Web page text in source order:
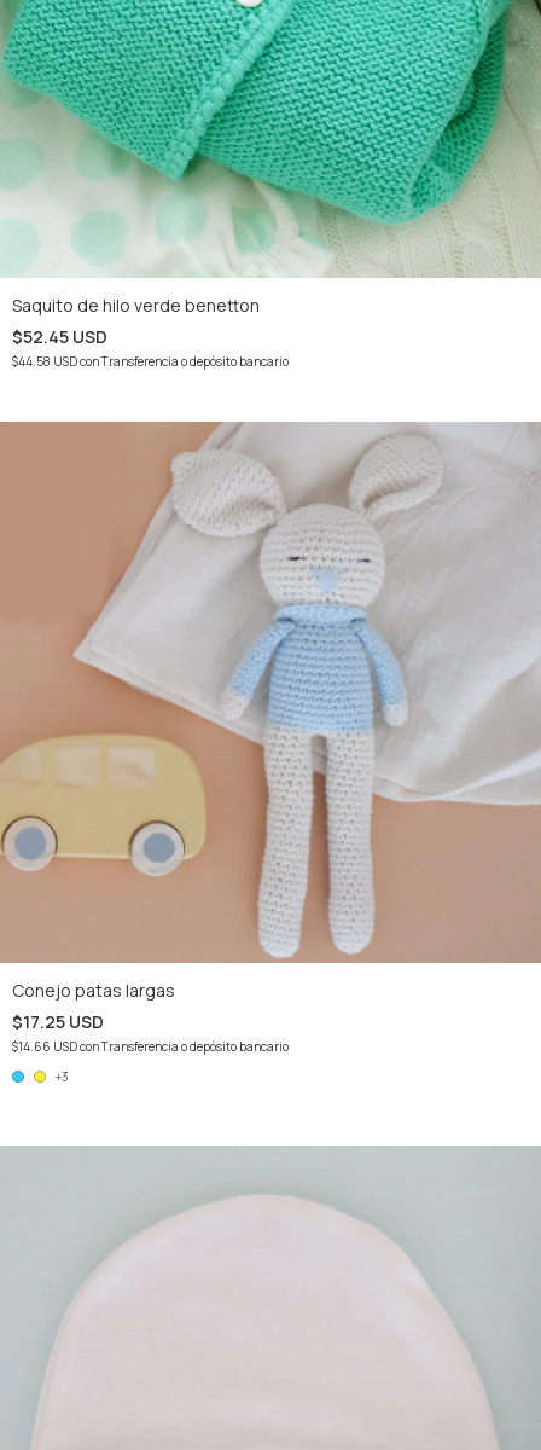
Saquito de hilo verde benetton
$52.45 USD
$44.58 USDconTransferencia o depósito bancario
Conejo patas largas
$17.25 USD
$14.66 USDconTransferencia o depósito bancario
+3